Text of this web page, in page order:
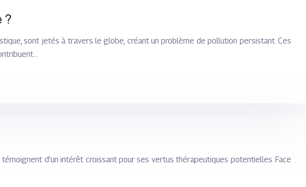
?
sont jetés à travers le globe, créant un problème de pollution persistant. Ces
d’un intérêt croissant pour ses vertus thérapeutiques potentielles. Face